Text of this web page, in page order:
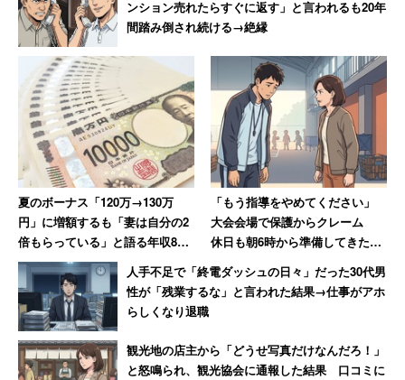
ンション売れたらすぐに返す」と言われるも20年
間踏み倒され続ける→絶縁
夏のボーナス「120万→130万
円」に増額するも「妻は自分の2
倍もらっている」と語る年収850
万円の30代男性
「もう指導をやめてください」
大会会場で保護からクレーム
休日も朝6時から準備してきた部
人手不足で「終電ダッシュの日々」だった30代男
性が「残業するな」と言われた結果→仕事がアホ
らしくなり退職
観光地の店主から「どうせ写真だけなんだろ！」
と怒鳴られ、観光協会に通報した結果 口コミに